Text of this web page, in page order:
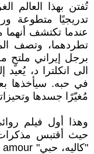
تُفتن بهذا العالم
تدريجيًا متطوعة
عندما تكتشف أنهما
تطردهما، وتصف
برجل إيراني ملتحٍ
الى انكلترا د، يُعيد
في حبه. سيأخذها
مُغيّرًا جسدها
وهذا أول فيلم